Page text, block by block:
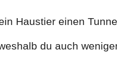
Haustier einen
du auch